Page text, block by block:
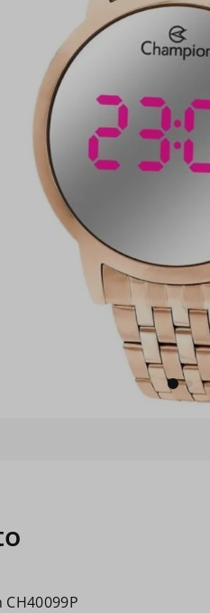
relogio
smartwatch
6º
digital
masculino
relogio
prata
10